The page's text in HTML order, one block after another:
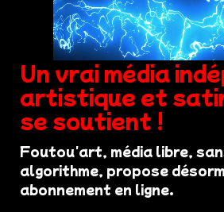
Un vrai média
artistique et
se soutient !
Foutou'art, média libre,
algorithme, propose
abonnement en ligne.